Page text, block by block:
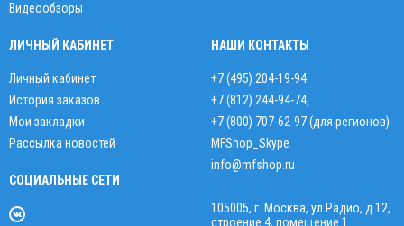
Видеообзоры
ЛИЧНЫЙ КАБИНЕТ
Личный кабинет
История заказов
Мои закладки
Рассылка новостей
СОЦИАЛЬНЫЕ СЕТИ
НАШИ КОНТАКТЫ
+7 (495) 204-19-94
+7 (812) 244-94-74,
+7 (800) 707-62-97 (для регионов)
MFShop_Skype
info@mfshop.ru
105005, г. Москва, ул.Радио, д.12,
строение 4, помещение 1